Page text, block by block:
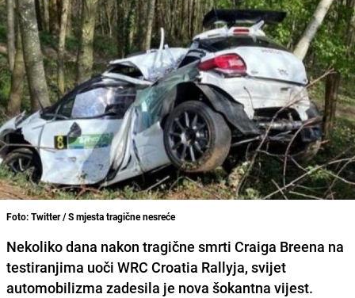
Foto: Twitter / S mjesta tragične nesreće
Nekoliko dana nakon tragične smrti Craiga Breena na
testiranjima uoči WRC Croatia Rallyja, svijet
automobilizma zadesila je nova šokantna vijest.